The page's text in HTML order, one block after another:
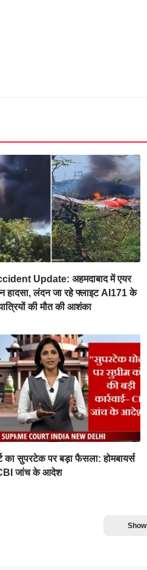
Update: अहमदाबाद में एयर
हादसा, लंदन जा रहे फ्लाइट AI171 के
की मौत की आशंका
का सुपरटेक पर बड़ा फैसला: होमबायर्स
जांच के आदेश